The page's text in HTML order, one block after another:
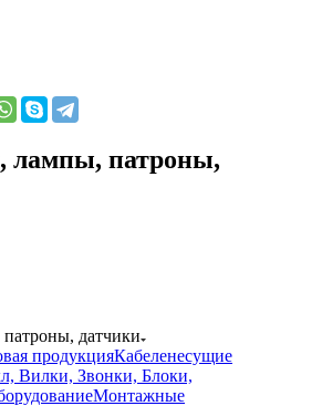
лампы, патроны,
датчики
продукцияКабеленесущие
Вилки, Звонки, Блоки,
Монтажные